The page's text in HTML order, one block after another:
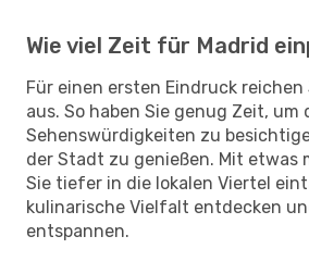
Wie viel Zeit für Madrid
Für einen ersten Eindruck reichen
aus. So haben Sie genug Zeit,
Sehenswürdigkeiten zu
der Stadt zu genießen. Mit etwas
Sie tiefer in die lokalen Viertel
kulinarische Vielfalt entdecken
entspannen.